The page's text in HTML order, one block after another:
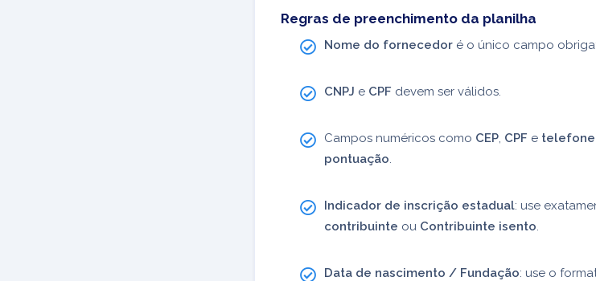
Regras de preenchimento da planilha
Nome do fornecedor é o único campo
CNPJ e CPF devem ser válidos.
Campos numéricos como CEP CPF e telefone
pontuação
Indicador de inscrição estadual: use
contribuinte ou Contribuinte isento
Data de nascimento / Fundação: use o